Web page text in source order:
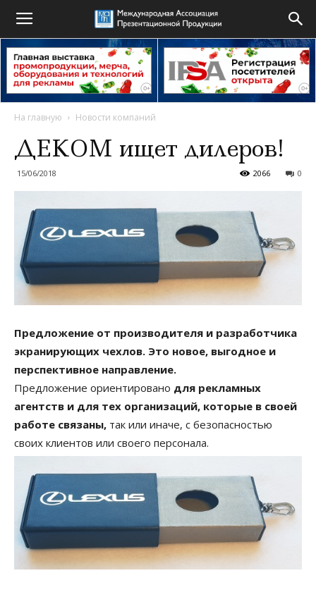
На главную Новости компаний
ДЕКОМ ищет дилеров!
15/06/2018 0
2066
Предложение от производителя и разработчика
экранирующих чехлов. Это новое, выгодное и
перспективное направление.
Предложение ориентировано для рекламных
агентств и для тех организаций, которые в своей
работе связаны, так или иначе, с безопасностью
своих клиентов или своего персонала.